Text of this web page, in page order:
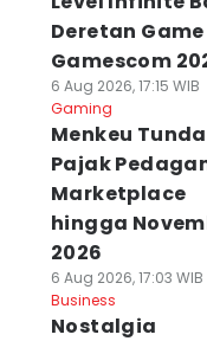
Deretan
Gamescom
6 Aug 2026, 17:15 WIB
Gaming
Menkeu Tunda
Pajak
Marketplace
hingga
2026
6 Aug 2026, 17:03 WIB
Business
Nostalgia